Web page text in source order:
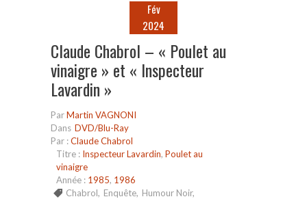
Fév
2024
Claude Chabrol – « Poulet au
vinaigre » et « Inspecteur
Lavardin »
ParMartin VAGNONI
Dans DVD/Blu-Ray
Par :Claude Chabrol
Titre : Inspecteur Lavardin, Poulet au
vinaigre
Année : 1985, 1986
Chabrol, Enquête, Humour Noir,